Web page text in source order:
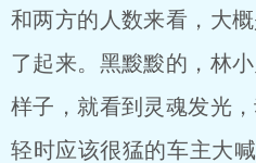
和两方的人数来看，大
了起来。黑黢黢的，林
样子，就看到灵魂发光
轻时应该很猛的车主大